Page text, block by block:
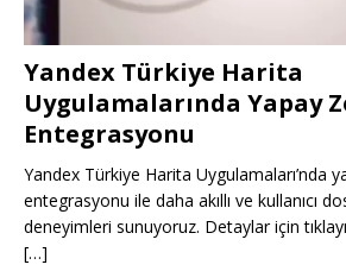
Yandex Türkiye Harita
Uygulamalarında Yapay
Entegrasyonu
Yandex Türkiye Harita Uygulamaları’nda
entegrasyonu ile daha akıllı ve kullanıcı
deneyimleri sunuyoruz. Detaylar için
[…]